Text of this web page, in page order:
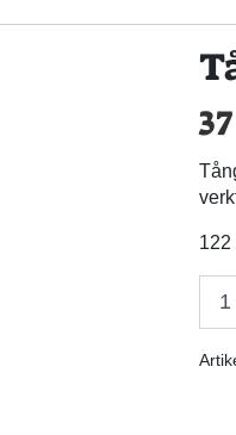
37
122